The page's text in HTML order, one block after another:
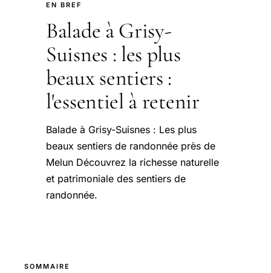
EN BREF
Balade à Grisy-
Suisnes : les plus
beaux sentiers :
l'essentiel à retenir
Balade à Grisy-Suisnes : Les plus
beaux sentiers de randonnée près de
Melun Découvrez la richesse naturelle
et patrimoniale des sentiers de
randonnée.
SOMMAIRE